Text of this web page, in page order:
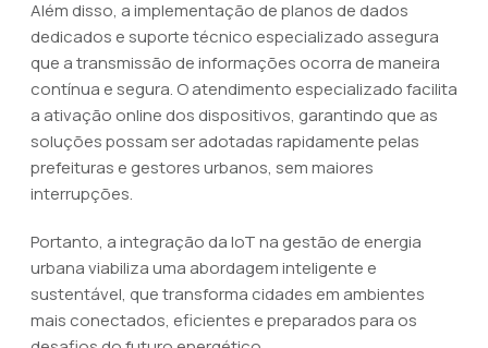
Além disso, a implementação de planos de dados
dedicados e suporte técnico especializado assegura
que a transmissão de informações ocorra de maneira
contínua e segura. O atendimento especializado facilita
a ativação online dos dispositivos, garantindo que as
soluções possam ser adotadas rapidamente pelas
prefeituras e gestores urbanos, sem maiores
interrupções.
Portanto, a integração da IoT na gestão de energia
urbana viabiliza uma abordagem inteligente e
sustentável, que transforma cidades em ambientes
mais conectados, eficientes e preparados para os